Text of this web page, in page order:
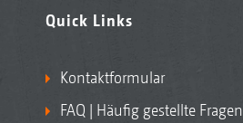
Quick Links
Kontaktformular
FAQ | Häufig gestellte Fragen